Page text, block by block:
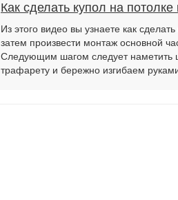
Как сделать купол на потолке
Из этого видео вы узнаете как
затем произвести монтаж основной
Следующим шагом следует наметить
трафарету и бережно изгибаем